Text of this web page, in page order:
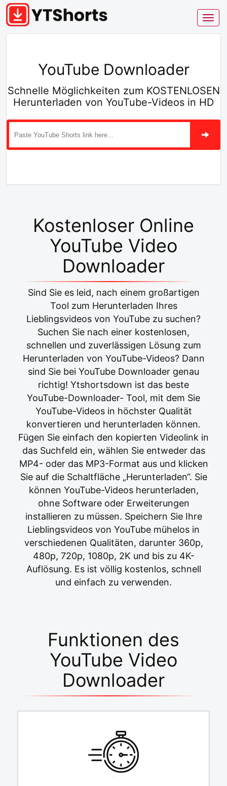
YouTube Downloader
Schnelle Möglichkeiten zum KOSTENLOSEN
Herunterladen von YouTube-Videos in HD
Kostenloser Online
YouTube Video
Downloader
Sind Sie es leid, nach einem großartigen
Tool zum Herunterladen Ihres
Lieblingsvideos von YouTube zu suchen?
Suchen Sie nach einer kostenlosen,
schnellen und zuverlässigen Lösung zum
Herunterladen von YouTube-Videos? Dann
sind Sie bei YouTube Downloader genau
richtig! Ytshortsdown ist das beste
YouTube-Downloader- Tool, mit dem Sie
YouTube-Videos in höchster Qualität
konvertieren und herunterladen können.
Fügen Sie einfach den kopierten Videolink in
das Suchfeld ein, wählen Sie entweder das
MP4- oder das MP3-Format aus und klicken
Sie auf die Schaltfläche „Herunterladen“. Sie
können YouTube-Videos herunterladen,
ohne Software oder Erweiterungen
installieren zu müssen. Speichern Sie Ihre
Lieblingsvideos von YouTube mühelos in
verschiedenen Qualitäten, darunter 360p,
480p, 720p, 1080p, 2K und bis zu 4K-
Auflösung. Es ist völlig kostenlos, schnell
und einfach zu verwenden.
Funktionen des
YouTube Video
Downloader